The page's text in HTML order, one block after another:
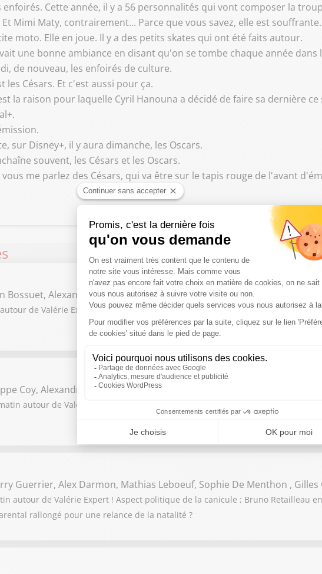
enfoirés. Cette année, il y a 56 personnalités qui vont composer la
Mimi Maty, contrairement... Parce que vous savez, elle est souffrante.
moto. Elle en joue. Il y a des petits skates qui ont été faits autour.
une bonne ambiance en disant qu'on se tombe chaque année
de nouveau, les enfoirés de culture.
les Césars. Et c'est aussi pour ça.
la raison pour laquelle Cyril Hanouna a décidé de faire sa dernière
sur Disney+, il y aura dimanche, les Oscars.
souvent, les Césars et les Oscars.
me parlez des Césars, qui va être sur le tapis rouge de l'avant
Bossuet, Alexandra Szpiner, Frédéric Dabi , Arnaud Stéphan, Gilles
de Valérie Expert ! En effet, il s'agit de la dernière émission de notre
Coy, Alexandre Malafaye, Remi Branco, Julien Aubert , Gilles
autour de Valérie Expert ! Ralliement de Laurent Wauquiez à Edouard
Guerrier, Alex Darmon, Mathias Leboeuf, Sophie De Menthon , Gilles
autour de Valérie Expert ! Aspect politique de la canicule ; Bruno Retailleau
rallongé pour une relance de la natalité ?